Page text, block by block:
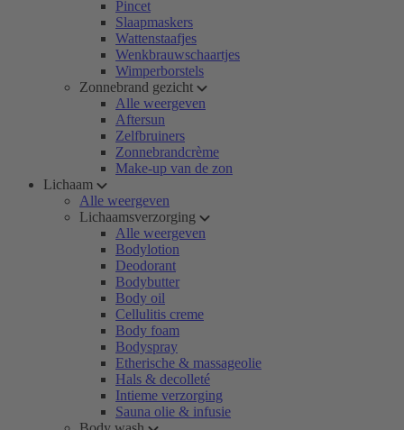
Pincet
Slaapmaskers
Wattenstaafjes
Wenkbrauwschaartjes
Wimperborstels
Zonnebrand gezicht
Alle weergeven
Aftersun
Zelfbruiners
Zonnebrandcrème
Make-up van de zon
Lichaam
Alle weergeven
Lichaamsverzorging
Alle weergeven
Bodylotion
Deodorant
Bodybutter
Body oil
Cellulitis creme
Body foam
Bodyspray
Etherische & massageolie
Hals & decolleté
Intieme verzorging
Sauna olie & infusie